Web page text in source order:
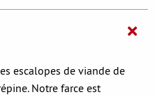
escalopes de viande de
Notre farce est